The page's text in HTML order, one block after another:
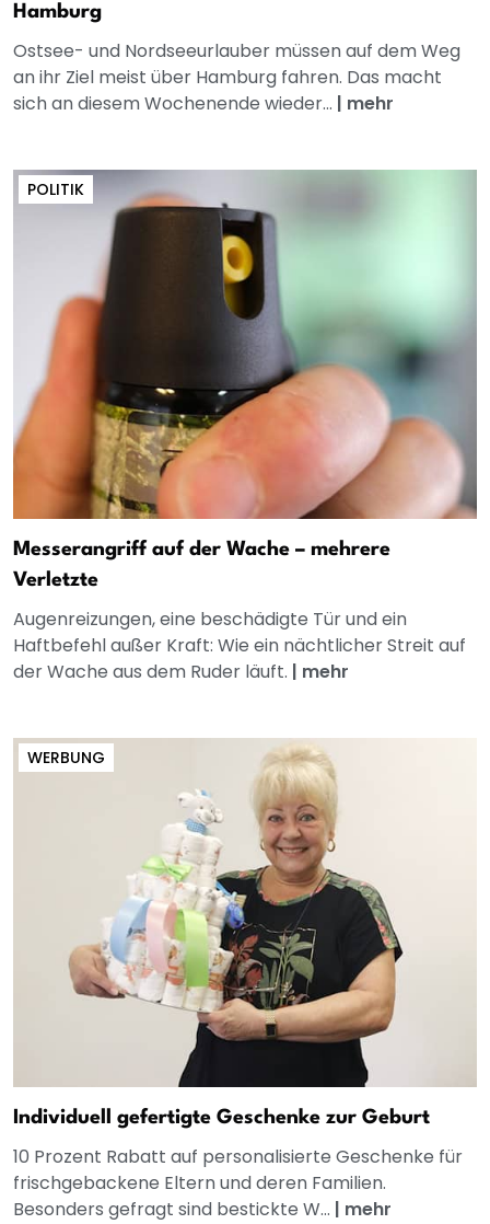
Hamburg
Ostsee- und Nordseeurlauber müssen auf dem Weg
an ihr Ziel meist über Hamburg fahren. Das macht
sich an diesem Wochenende wieder... | mehr
POLITIK
Messerangriff auf der Wache – mehrere
Verletzte
Augenreizungen, eine beschädigte Tür und ein
Haftbefehl außer Kraft: Wie ein nächtlicher Streit auf
der Wache aus dem Ruder läuft. | mehr
WERBUNG
Individuell gefertigte Geschenke zur Geburt
10 Prozent Rabatt auf personalisierte Geschenke für
frischgebackene Eltern und deren Familien.
Besonders gefragt sind bestickte W... | mehr